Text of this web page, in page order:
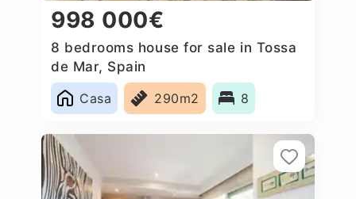
998 000€
8 bedrooms house for sale in Tossa
de Mar, Spain
Casa
290m2 8